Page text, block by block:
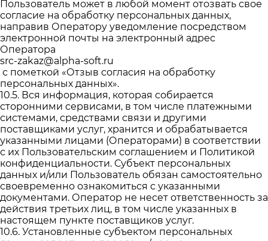
Пользователь может в любой момент отозвать свое
согласие на обработку персональных данных,
направив Оператору уведомление посредством
электронной почты на электронный адрес
Оператора
src-zakaz@alpha-soft.ru
с пометкой «Отзыв согласия на обработку
персональных данных».
10.5. Вся информация, которая собирается
сторонними сервисами, в том числе платежными
системами, средствами связи и другими
поставщиками услуг, хранится и обрабатывается
указанными лицами (Операторами) в соответствии
с их Пользовательским соглашением и Политикой
конфиденциальности. Субъект персональных
данных и/или Пользователь обязан самостоятельно
своевременно ознакомиться с указанными
документами. Оператор не несет ответственность за
действия третьих лиц, в том числе указанных в
настоящем пункте поставщиков услуг.
10.6. Установленные субъектом персональных